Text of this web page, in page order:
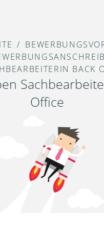
BACK
Office